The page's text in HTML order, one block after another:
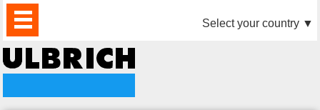
PRODUKTE
AKTUELLES
DOWNLOAD
VIDEO
PARTNER
UNTERNEHMEN
KONTAKTE Select your country ▼